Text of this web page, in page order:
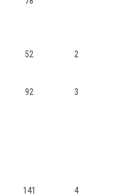
52 2
92 3
141 4